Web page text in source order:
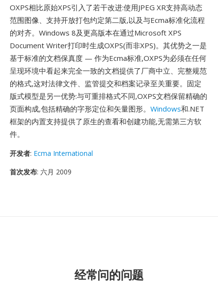
OXPS相比原始XPS引入了若干改进:使用JPEG XR支持高动态
范围图像、支持开放打包约定第二版,以及与Ecma标准化流程
的对齐。Windows 8及更高版本在通过Microsoft XPS
Document Writer打印时生成OXPS(而非XPS)。其优势之一是
基于标准的文档保真度 — 作为Ecma标准,OXPS为必须在任何
呈现环境中看起来完全一致的文档提供了厂商中立、完整规范
的格式,这对法律文件、监管提交和档案记录至关重要。固定
版式模型是另一优势:与可重排格式不同,OXPS文档保留精确的
页面构成,包括精确的字形定位和矢量图形。 Windows和.NET
框架的内置支持提供了原生的查看和创建功能,无需第三方软
件。
开发者: Ecma International
首次发布: 六月 2009
经常问的问题